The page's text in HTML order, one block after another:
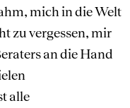
mich in die Welt
zu vergessen, mir
an die Hand
alle